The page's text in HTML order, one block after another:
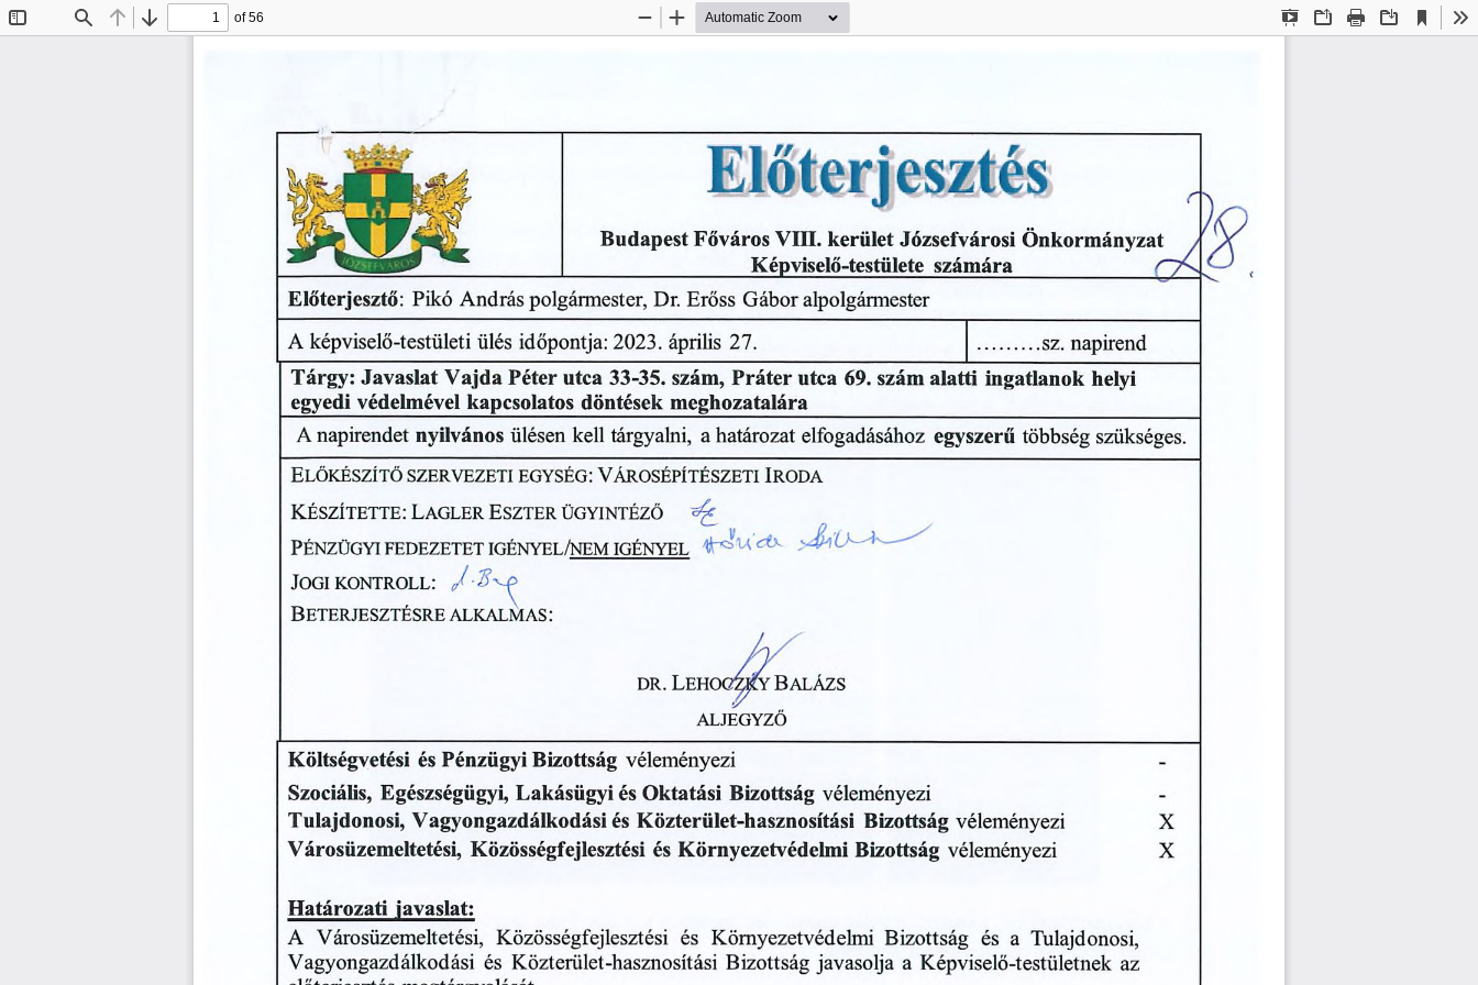
Find Previous
Next
of 56
Presentation
OpenPrint Download
Current
View
Zoom
Zoom
Előterjesztés
Budapest Főváros VIII. kerület Józsefvárosi Önkormányzat
Képviselő-testülete számára
f
Előterjesztő: Pikó András polgármester, Dr. Erőss Gábor alpolgármester
A képviselő-testületi ülés időpontja: 2023. április 27. ............ sz. napirend
Tárgy: Javaslat Vajda Péter utca 33-35. szám, Práter utca 69. szám alatti ingatlanok helyi
egyedi védelmével kapcsolatos döntések meghozatalára
A napirendet nyilvános ülésen kell tárgyalni, a határozat elfogadásához egyszerű többség szükséges.
Előkészítő szervezeti egység: Városépítészeti Iroda
Készítette: Lagler Eszter ügyintéző
PÉNZÜGYI FEDEZETET IGÉNYEL /NEM IGÉNYEL 4^^^
Jogi kontroll: / #
Beterjesztésre alkalmas:
dr. LehogzMy Balázs
ALJEGYZŐ
Költségvetési és Pénzügyi Bizottság véleményezi
Szociális, Egészségügyi, Lakásügyi és Oktatási Bizottság véleményezi
Tulajdonosi, Vagyongazdálkodási és Közterület-hasznosítási Bizottság véleményezi
Városüzemeltetési, Közösségfejlesztési és Környezetvédelmi Bizottság véleményezi
X
X
Határozati javaslat:
A
Városüzemeltetési, Közösségfejlesztési és Környezetvédelmi Bizottság és a Tulajdonosi,
Vagyongazdálkodási és Közterület-hasznosítási Bizottság javasolja a Képviselő-testületnek az